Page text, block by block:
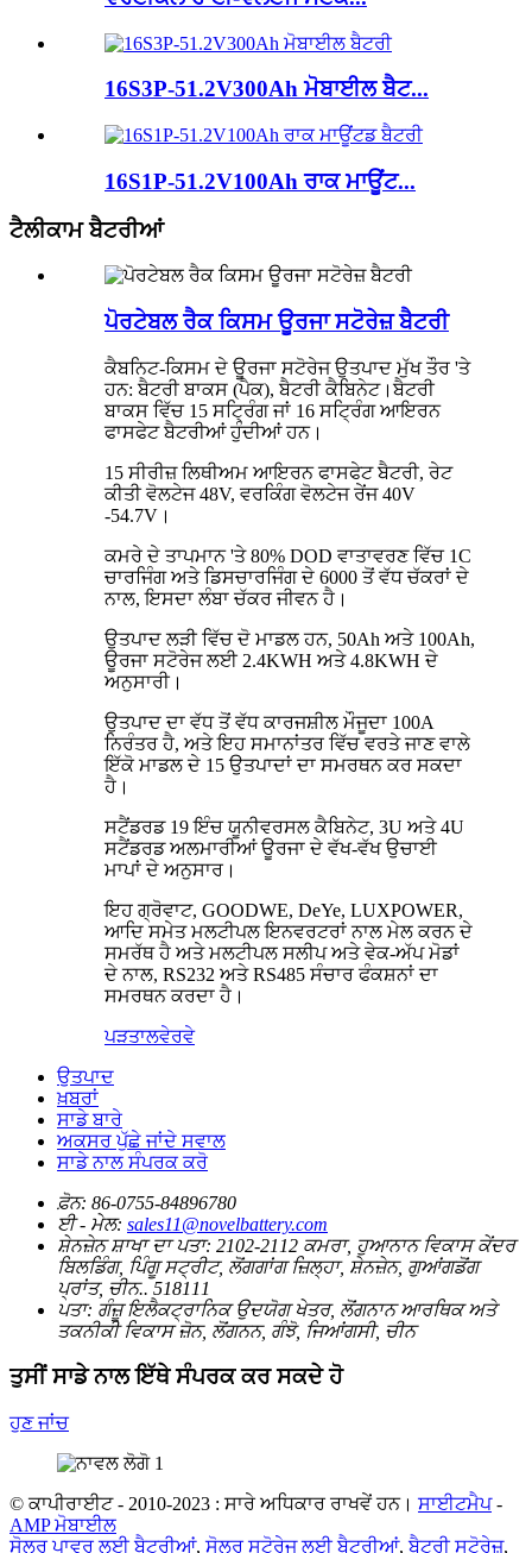
16S3P-51.2V300Ah ਮੋਬਾਈਲ ਬੈਟ...
16S1P-51.2V100Ah ਰਾਕ ਮਾਊਂਟ...
ਟੈਲੀਕਾਮ ਬੈਟਰੀਆਂ
ਪੋਰਟੇਬਲ ਰੈਕ ਕਿਸਮ ਊਰਜਾ ਸਟੋਰੇਜ਼ ਬੈਟਰੀ
ਕੈਬਨਿਟ-ਕਿਸਮ ਦੇ ਊਰਜਾ ਸਟੋਰੇਜ ਉਤਪਾਦ ਮੁੱਖ ਤੌਰ 'ਤੇ
ਹਨ: ਬੈਟਰੀ ਬਾਕਸ (ਪੈਕ), ਬੈਟਰੀ ਕੈਬਿਨੇਟ।ਬੈਟਰੀ
ਬਾਕਸ ਵਿੱਚ 15 ਸਟ੍ਰਿੰਗ ਜਾਂ 16 ਸਟ੍ਰਿੰਗ ਆਇਰਨ
ਫਾਸਫੇਟ ਬੈਟਰੀਆਂ ਹੁੰਦੀਆਂ ਹਨ।
15 ਸੀਰੀਜ਼ ਲਿਥੀਅਮ ਆਇਰਨ ਫਾਸਫੇਟ ਬੈਟਰੀ, ਰੇਟ
ਕੀਤੀ ਵੋਲਟੇਜ 48V, ਵਰਕਿੰਗ ਵੋਲਟੇਜ ਰੇਂਜ 40V
-54.7V।
ਕਮਰੇ ਦੇ ਤਾਪਮਾਨ 'ਤੇ 80% DOD ਵਾਤਾਵਰਣ ਵਿੱਚ 1C
ਚਾਰਜਿੰਗ ਅਤੇ ਡਿਸਚਾਰਜਿੰਗ ਦੇ 6000 ਤੋਂ ਵੱਧ ਚੱਕਰਾਂ ਦੇ
ਨਾਲ, ਇਸਦਾ ਲੰਬਾ ਚੱਕਰ ਜੀਵਨ ਹੈ।
ਉਤਪਾਦ ਲੜੀ ਵਿੱਚ ਦੋ ਮਾਡਲ ਹਨ, 50Ah ਅਤੇ 100Ah,
ਊਰਜਾ ਸਟੋਰੇਜ ਲਈ 2.4KWH ਅਤੇ 4.8KWH ਦੇ
ਅਨੁਸਾਰੀ।
ਉਤਪਾਦ ਦਾ ਵੱਧ ਤੋਂ ਵੱਧ ਕਾਰਜਸ਼ੀਲ ਮੌਜੂਦਾ 100A
ਨਿਰੰਤਰ ਹੈ, ਅਤੇ ਇਹ ਸਮਾਨਾਂਤਰ ਵਿੱਚ ਵਰਤੇ ਜਾਣ ਵਾਲੇ
ਇੱਕੋ ਮਾਡਲ ਦੇ 15 ਉਤਪਾਦਾਂ ਦਾ ਸਮਰਥਨ ਕਰ ਸਕਦਾ
ਹੈ।
ਸਟੈਂਡਰਡ 19 ਇੰਚ ਯੂਨੀਵਰਸਲ ਕੈਬਿਨੇਟ, 3U ਅਤੇ 4U
ਸਟੈਂਡਰਡ ਅਲਮਾਰੀਆਂ ਊਰਜਾ ਦੇ ਵੱਖ-ਵੱਖ ਉਚਾਈ
ਮਾਪਾਂ ਦੇ ਅਨੁਸਾਰ।
ਇਹ ਗ੍ਰੋਵਾਟ, GOODWE, DeYe, LUXPOWER,
ਆਦਿ ਸਮੇਤ ਮਲਟੀਪਲ ਇਨਵਰਟਰਾਂ ਨਾਲ ਮੇਲ ਕਰਨ ਦੇ
ਸਮਰੱਥ ਹੈ ਅਤੇ ਮਲਟੀਪਲ ਸਲੀਪ ਅਤੇ ਵੇਕ-ਅੱਪ ਮੋਡਾਂ
ਦੇ ਨਾਲ, RS232 ਅਤੇ RS485 ਸੰਚਾਰ ਫੰਕਸ਼ਨਾਂ ਦਾ
ਸਮਰਥਨ ਕਰਦਾ ਹੈ।
ਪੜਤਾਲਵੇਰਵੇ
ਉਤਪਾਦ
ਖ਼ਬਰਾਂ
ਸਾਡੇ ਬਾਰੇ
ਅਕਸਰ ਪੁੱਛੇ ਜਾਂਦੇ ਸਵਾਲ
ਸਾਡੇ ਨਾਲ ਸੰਪਰਕ ਕਰੋ
ਫ਼ੋਨ: 86-0755-84896780
ਈ - ਮੇਲ: sales11@novelbattery.com
ਸ਼ੇਨਜ਼ੇਨ ਸ਼ਾਖਾ ਦਾ ਪਤਾ: 2102-2112 ਕਮਰਾ, ਹੁਆਨਾਨ ਵਿਕਾਸ ਕੇਂਦਰ
ਬਿਲਡਿੰਗ, ਪਿੰਗੂ ਸਟ੍ਰੀਟ, ਲੋਂਗਗਾਂਗ ਜ਼ਿਲ੍ਹਾ, ਸ਼ੇਨਜ਼ੇਨ, ਗੁਆਂਗਡੋਂਗ
ਪ੍ਰਾਂਤ, ਚੀਨ.. 518111
ਪਤਾ: ਗੰਜ਼ੂ ਇਲੈਕਟ੍ਰਾਨਿਕ ਉਦਯੋਗ ਖੇਤਰ, ਲੋਂਗਨਾਨ ਆਰਥਿਕ ਅਤੇ
ਤਕਨੀਕੀ ਵਿਕਾਸ ਜ਼ੋਨ, ਲੋਂਗਨਨ, ਗੰਝੋ, ਜਿਆਂਗਸੀ, ਚੀਨ
ਤੁਸੀਂ ਸਾਡੇ ਨਾਲ ਇੱਥੇ ਸੰਪਰਕ ਕਰ ਸਕਦੇ ਹੋ
ਹੁਣ ਜਾਂਚ
© ਕਾਪੀਰਾਈਟ - 2010-2023 : ਸਾਰੇ ਅਧਿਕਾਰ ਰਾਖਵੇਂ ਹਨ। ਸਾਈਟਮੈਪ-
AMP ਮੋਬਾਈਲ
ਸੋਲਰ ਪਾਵਰ ਲਈ ਬੈਟਰੀਆਂ, ਸੋਲਰ ਸਟੋਰੇਜ ਲਈ ਬੈਟਰੀਆਂ,ਬੈਟਰੀ ਸਟੋਰੇਜ਼,